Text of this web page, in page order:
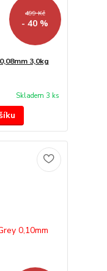
499 Kč
- 40 %
3,0kg
Skladem 3 ks